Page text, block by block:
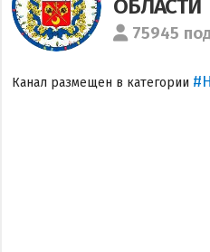
ОБЛАСТИ
75945
Канал размещен в категории